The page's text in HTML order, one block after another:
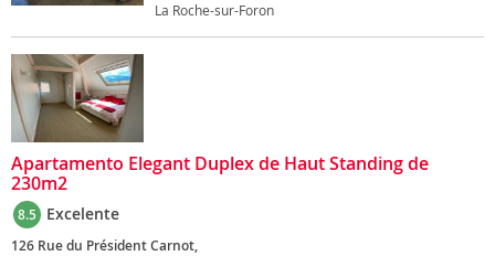
La Roche-sur-Foron
Apartamento Elegant Duplex de Haut Standing de
230m2
8.5 Excelente
126 Rue du Président Carnot,